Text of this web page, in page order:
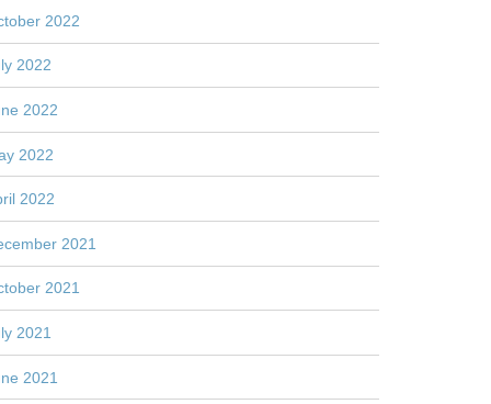
2022
2022
2022
2022
2022
2021
2021
2021
2021